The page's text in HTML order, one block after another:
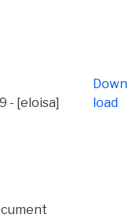
- [eloisa]
Down
load